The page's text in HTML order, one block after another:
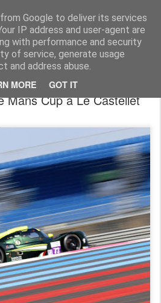
Google to deliver its services
IP address and user-agent are
with performance and security
of service, generate usage
and address abuse.
MORE GOT IT
Random News 280912
per Pietro Peccenini e TS
Mans Cup a Le Castellet